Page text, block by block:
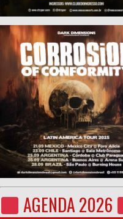
AGENDA 2026